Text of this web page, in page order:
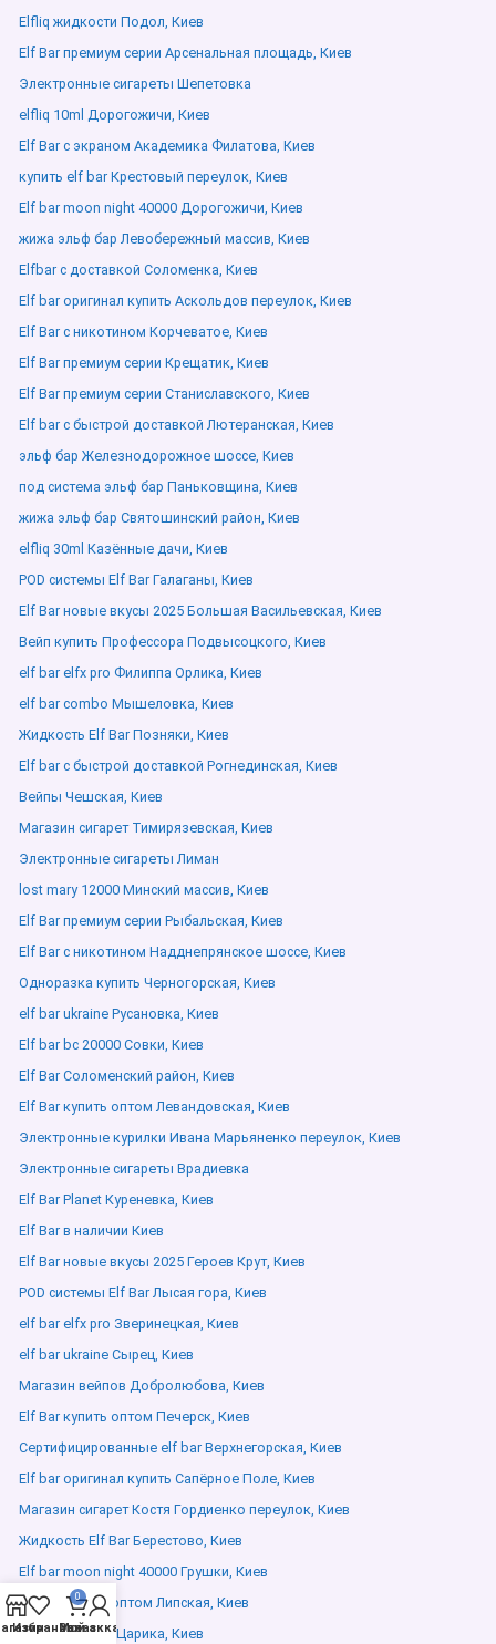
Elfliq жидкости Подол, Киев
Elf Bar премиум серии Арсенальная площадь, Киев
Электронные сигареты Шепетовка
elfliq 10ml Дорогожичи, Киев
Elf Bar с экраном Академика Филатова, Киев
купить elf bar Крестовый переулок, Киев
Elf bar moon night 40000 Дорогожичи, Киев
жижа эльф бар Левобережный массив, Киев
Elfbar с доставкой Соломенка, Киев
Elf bar оригинал купить Аскольдов переулок, Киев
Elf Bar с никотином Корчеватое, Киев
Elf Bar премиум серии Крещатик, Киев
Elf Bar премиум серии Станиславского, Киев
Elf bar с быстрой доставкой Лютеранская, Киев
эльф бар Железнодорожное шоссе, Киев
под система эльф бар Паньковщина, Киев
жижа эльф бар Святошинский район, Киев
elfliq 30ml Казённые дачи, Киев
POD системы Elf Bar Галаганы, Киев
Elf Bar новые вкусы 2025 Большая Васильевская, Киев
Вейп купить Профессора Подвысоцкого, Киев
elf bar elfx pro Филиппа Орлика, Киев
elf bar combo Мышеловка, Киев
Жидкость Elf Bar Позняки, Киев
Elf bar с быстрой доставкой Рогнединская, Киев
Вейпы Чешская, Киев
Магазин сигарет Тимирязевская, Киев
Электронные сигареты Лиман
lost mary 12000 Минский массив, Киев
Elf Bar премиум серии Рыбальская, Киев
Elf Bar с никотином Надднепрянское шоссе, Киев
Одноразка купить Черногорская, Киев
elf bar ukraine Русановка, Киев
Elf bar bc 20000 Совки, Киев
Elf Bar Соломенский район, Киев
Elf Bar купить оптом Левандовская, Киев
Электронные курилки Ивана Марьяненко переулок, Киев
Электронные сигареты Врадиевка
Elf Bar Planet Куреневка, Киев
Elf Bar в наличии Киев
Elf Bar новые вкусы 2025 Героев Крут, Киев
POD системы Elf Bar Лысая гора, Киев
elf bar elfx pro Зверинецкая, Киев
elf bar ukraine Сырец, Киев
Магазин вейпов Добролюбова, Киев
Elf Bar купить оптом Печерск, Киев
Сертифицированные elf bar Верхнегорская, Киев
Elf bar оригинал купить Сапёрное Поле, Киев
Магазин сигарет Костя Гордиенко переулок, Киев
Жидкость Elf Bar Берестово, Киев
Elf bar moon night 40000 Грушки, Киев
Elf Bar купить оптом Липская, Киев
elfliq Григория Царика, Киев
Избранное
0
Заказ
Мой аккаунт